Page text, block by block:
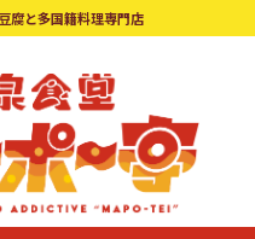
腐と多国籍料理専門店